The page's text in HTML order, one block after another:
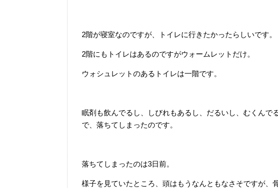
2階が寝室なのですが、トイレに行きたかったらしいです。
2階にもトイレはあるのですがウォームレットだけ。
ウォシュレットのあるトイレは一階です。
眠剤も飲んでるし、しびれもあるし、だるいし、むくんで
で、落ちてしまったのです。
落ちてしまったのは3日前。
様子を見ていたところ、頭はもうなんともなさそですが、